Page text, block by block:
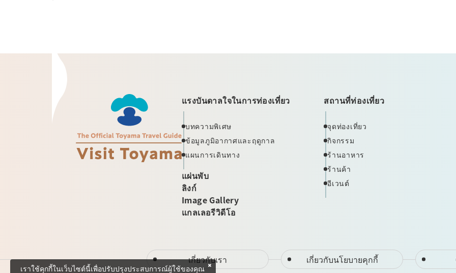
แรงบันดาลใจในการท่องเที่ยว
บทความพิเศษ
ข้อมูลภูมิอากาศและฤดูกาล
แผนการเดินทาง
แผ่นพับ
ลิงก์
Image Gallery
แกลเลอรีวิดีโอ
สถานที่ท่องเที่ยว
จุดท่องเที่ยว
กิจกรรม
ร้านอาหาร
ร้านค้า
อีเวนต์
เกี่ยวกับเรา เกี่ยวกับนโยบายคุกกี้
เราใช้คุกกี้ในเว็บไซต์นี้เพื่อปรับปรุงประสบการณ์ผู้ใช้ของคุณ